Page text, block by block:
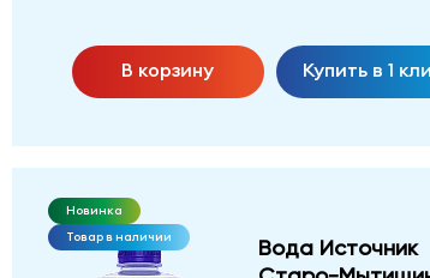
В корзину Купить в 1
Новинка
Товар в наличии
Вода Источник